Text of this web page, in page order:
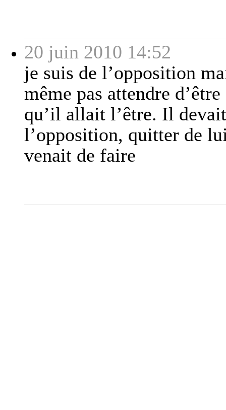
20 juin 2010 14:52
je suis de l’opposition
même pas attendre
qu’il allait l’être. Il
l’opposition, quitter de
venait de faire